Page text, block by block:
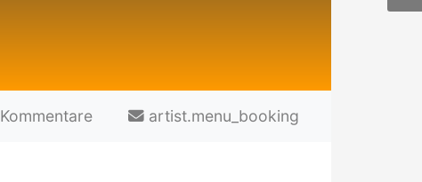
Kommentare artist.menu_booking